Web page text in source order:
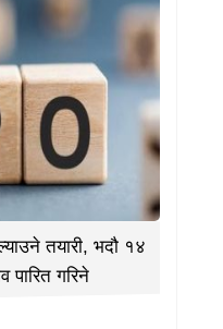
तयारी, भदौ १४
पारित गरिने